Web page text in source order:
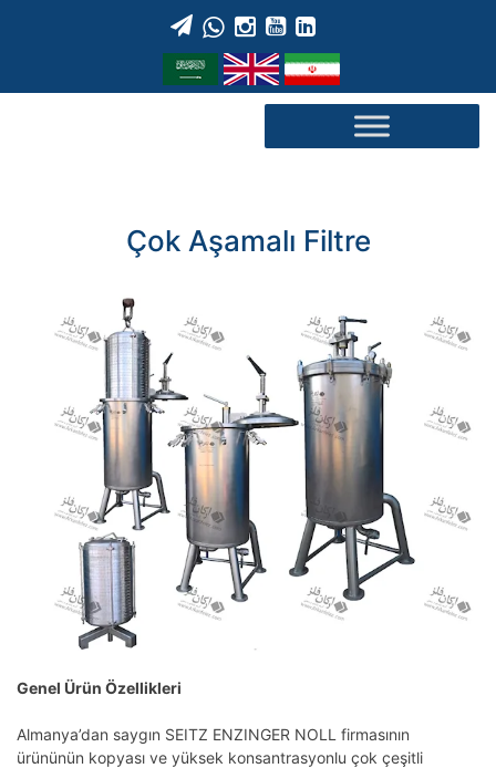
Çok Aşamalı Filtre
Genel Ürün Özellikleri
Almanya’dan saygın SEITZ ENZINGER NOLL firmasının
ürününün kopyası ve yüksek konsantrasyonlu çok çeşitli